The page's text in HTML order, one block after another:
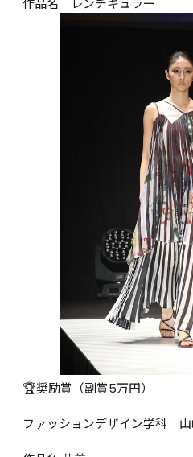
🏆奨励賞（副賞5万円）
ファッションデザイン学科　